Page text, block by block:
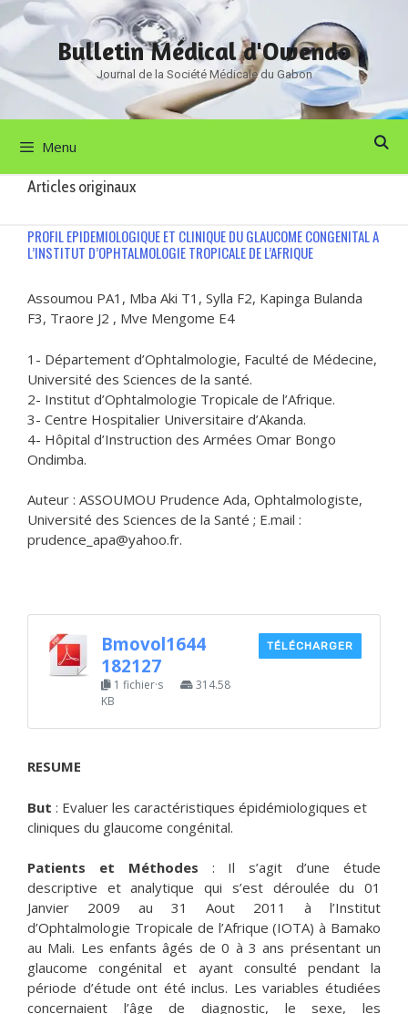
Aller
au
contenu
Bulletin Médical d'Owendo
Journal de la Société Médicale du Gabon
Menu
Articles originaux
PROFIL EPIDEMIOLOGIQUE ET CLINIQUE DU GLAUCOME CONGENITAL A
L’INSTITUT D’OPHTALMOLOGIE TROPICALE DE L’AFRIQUE
Assoumou PA1, Mba Aki T1, Sylla F2, Kapinga Bulanda
F3, Traore J2 , Mve Mengome E4
1- Département d’Ophtalmologie, Faculté de Médecine,
Université des Sciences de la santé.
2- Institut d’Ophtalmologie Tropicale de l’Afrique.
3- Centre Hospitalier Universitaire d’Akanda.
4- Hôpital d’Instruction des Armées Omar Bongo
Ondimba.
Auteur : ASSOUMOU Prudence Ada, Ophtalmologiste,
Université des Sciences de la Santé ; E.mail :
prudence_apa@yahoo.fr.
Bmovol1644
182127
1 fichier·s
314.58
KB
TÉLÉCHARGER
RESUME
But : Evaluer les caractéristiques épidémiologiques et
cliniques du glaucome congénital.
Patients et Méthodes : Il s’agit d’une étude
descriptive et analytique qui s’est déroulée du 01
Janvier 2009 au 31 Aout 2011 à l’Institut
d’Ophtalmologie Tropicale de l’Afrique (IOTA) à Bamako
au Mali. Les enfants âgés de 0 à 3 ans présentant un
glaucome congénital et ayant consulté pendant la
période d’étude ont été inclus. Les variables étudiées
concernaient l’âge de diagnostic, le sexe, les